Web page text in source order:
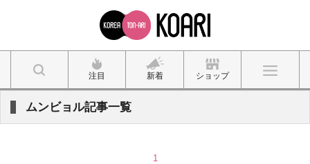
注目 新着 ショップ
ムンビョル記事一覧
1